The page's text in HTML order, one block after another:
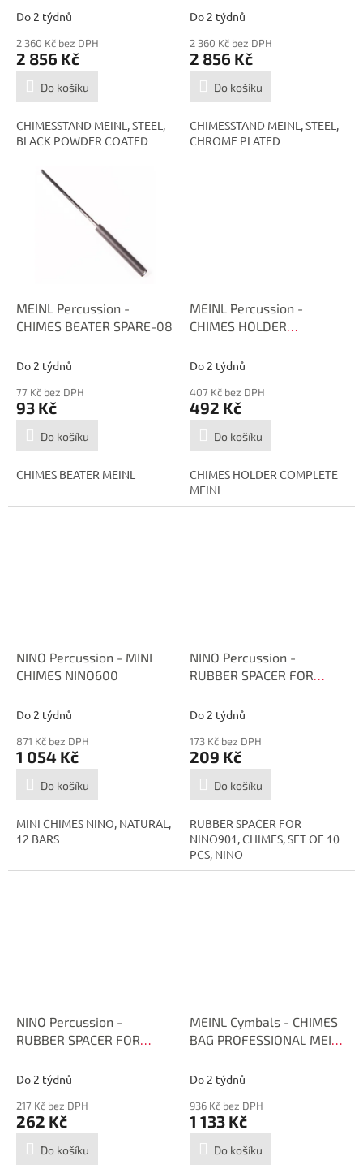
Do 2 týdnů
2 360 Kč bez DPH
2 856 Kč
Do košíku
CHIMESSTAND MEINL, STEEL,
BLACK POWDER COATED
Do 2 týdnů
2 360 Kč bez DPH
2 856 Kč
Do košíku
CHIMESSTAND MEINL, STEEL,
CHROME PLATED
MEINL Percussion -
CHIMES BEATER SPARE-08
Do 2 týdnů
77 Kč bez DPH
93 Kč
Do košíku
CHIMES BEATER MEINL
MEINL Percussion -
CHIMES HOLDER
Do 2 týdnů
407 Kč bez DPH
492 Kč
Do košíku
CHIMES HOLDER COMPLETE
MEINL
NINO Percussion - MINI
CHIMES NINO600
Do 2 týdnů
871 Kč bez DPH
1 054 Kč
Do košíku
MINI CHIMES NINO, NATURAL,
12 BARS
NINO Percussion -
RUBBER SPACER FOR
10 PCS, NINO NI-SPARE-27
Do 2 týdnů
173 Kč bez DPH
209 Kč
Do košíku
RUBBER SPACER FOR
NINO901, CHIMES, SET OF 10
PCS, NINO
NINO Percussion -
RUBBER SPACER FOR
ONE PCE., NINO NI-SPARE-
Do 2 týdnů
217 Kč bez DPH
262 Kč
Do košíku
MEINL Cymbals - CHIMES
BAG PROFESSIONAL MEINL
Do 2 týdnů
936 Kč bez DPH
1 133 Kč
Do košíku